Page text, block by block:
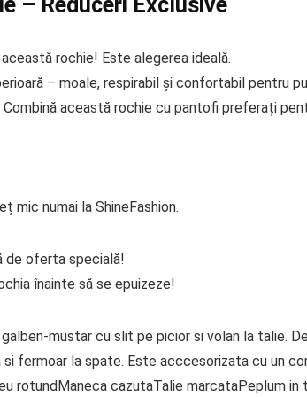
rochie! Este alegerea ideală.
– moale, respirabil și confortabil pentru
Combină această rochie cu pantofi preferați
mic numai la ShineFashion.
de oferta specială!
înainte să se epuizeze!
mustar cu slit pe picior si volan la talie.
fermoar la spate. Este acccesorizata cu un
rotundManeca cazutaTalie marcataPeplum